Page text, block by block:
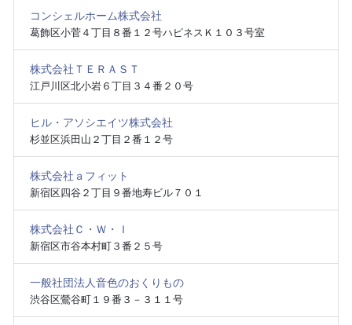
コンシェルホーム株式会社
葛飾区小菅４丁目８番１２号ハピネスＫ１０３号室
株式会社ＴＥＲＡＳＴ
江戸川区北小岩６丁目３４番２０号
ヒル・アソシエイツ株式会社
杉並区浜田山２丁目２番１２号
株式会社ａフィット
新宿区四谷２丁目９番地寿ビル７０１
株式会社Ｃ・Ｗ・Ｉ
新宿区市谷本村町３番２５号
一般社団法人音色のおくりもの
渋谷区鶯谷町１９番３－３１１号